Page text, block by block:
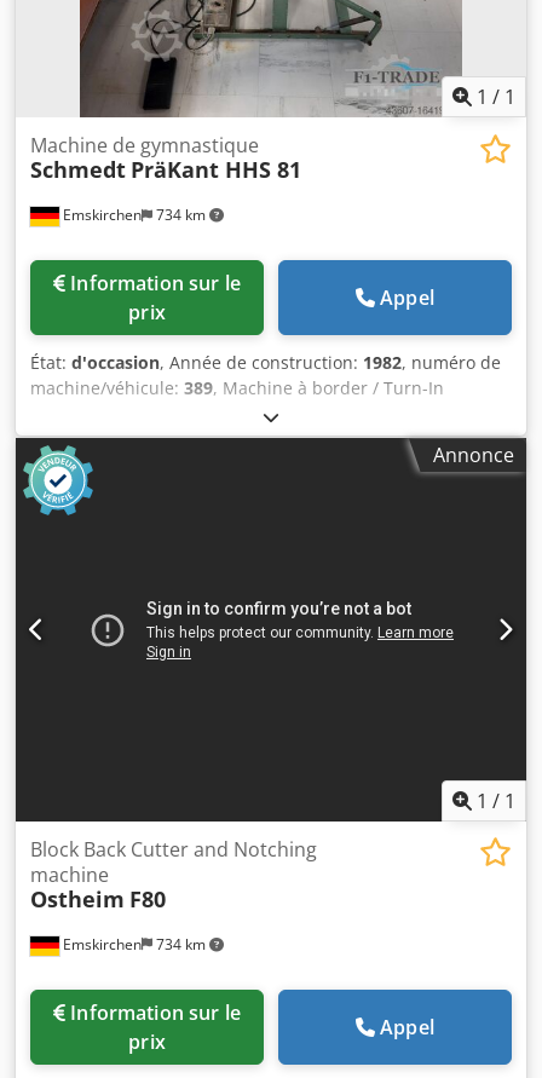
1 / 1
Emskirchen 734 km
Machine de gymnastique
Schmedt PräKant HHS 81
prix
Appel
État: d'occasion, Année de construction: 1982, numéro de
machine/véhicule: 389, Machine à border / Turn-In
machine Schmedt PräKant HHS 81 Serial-No. 389
Inspection vidéo en ligne par Skype-Video Nous serions
très heureux de votre visite - plus de machines en stock
Available Immediatement - Peut être inspecté Csdpotzc
Nzjfx Ai Nsha En stock à Emskirchen / Nuremberg - Peut
Annonce
1 / 1
Emskirchen 734 km
Block Back Cutter and Notching
machine
Ostheim F80
prix
Appel